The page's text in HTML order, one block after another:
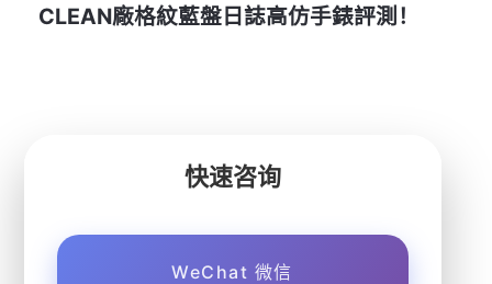
CLEAN廠格紋藍盤日誌高仿手錶評測！
快速咨询
WeChat 微信